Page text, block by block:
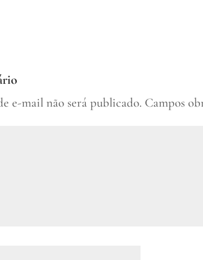
e-mail não será publicado. Campos